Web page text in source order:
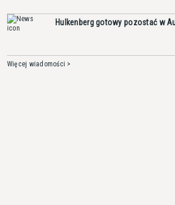
Hulkenberg gotowy pozostać w
Więcej wiadomości >